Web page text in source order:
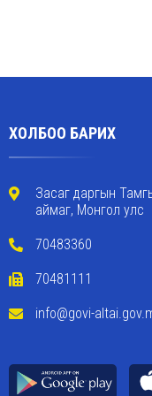
ХОЛБОО БАРИХ
Засаг даргын
аймаг, Монгол улс
70483360
70481111
info@govi-